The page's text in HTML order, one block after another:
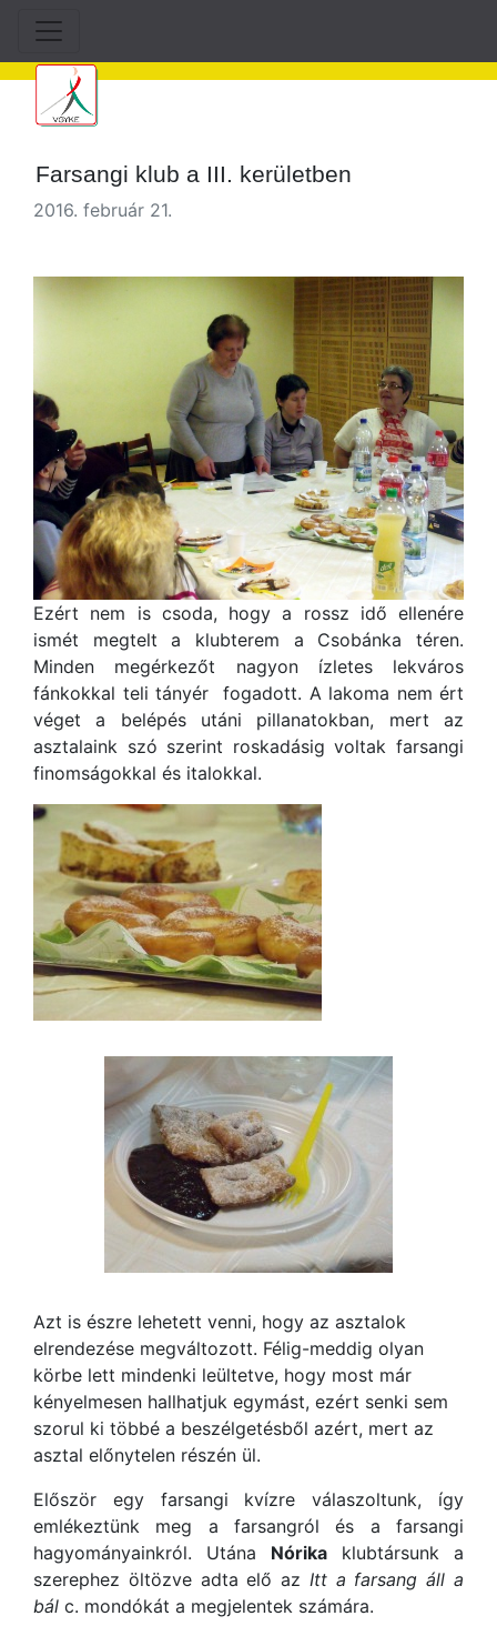
Farsangi klub a III. kerületben
2016. február 21.
Ezért nem is csoda, hogy a rossz idő ellenére
ismét megtelt a klubterem a Csobánka téren.
Minden megérkezőt nagyon ízletes lekváros
fánkokkal teli tányér fogadott. A lakoma nem ért
véget a belépés utáni pillanatokban, mert az
asztalaink szó szerint roskadásig voltak farsangi
finomságokkal és italokkal.
Azt is észre lehetett venni, hogy az asztalok
elrendezése megváltozott. Félig-meddig olyan
körbe lett mindenki leültetve, hogy most már
kényelmesen hallhatjuk egymást, ezért senki sem
szorul ki többé a beszélgetésből azért, mert az
asztal előnytelen részén ül.
Először egy farsangi kvízre válaszoltunk, így
emlékeztünk meg a farsangról és a farsangi
hagyományainkról. Utána Nórika klubtársunk a
szerephez öltözve adta elő az Itt a farsang áll a
bál c. mondókát a megjelentek számára.